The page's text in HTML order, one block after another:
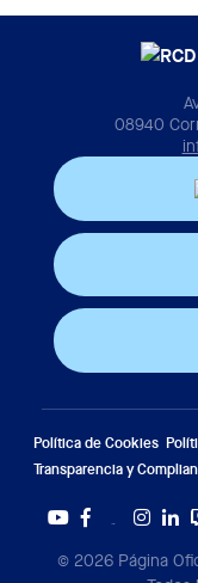
08940
Política de Cookies
Transparencia y
© 2026 Página